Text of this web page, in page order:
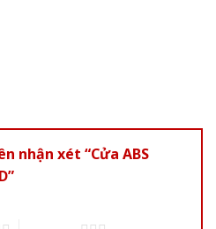
nhận xét “Cửa ABS